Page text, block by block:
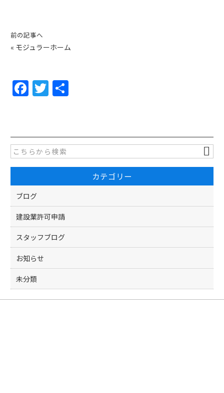
前の記事へ
« モジュラーホーム
F
e
b
o
o
k
T
er
カテゴリー
ブログ
建設業許可申請
スタッフブログ
お知らせ
未分類